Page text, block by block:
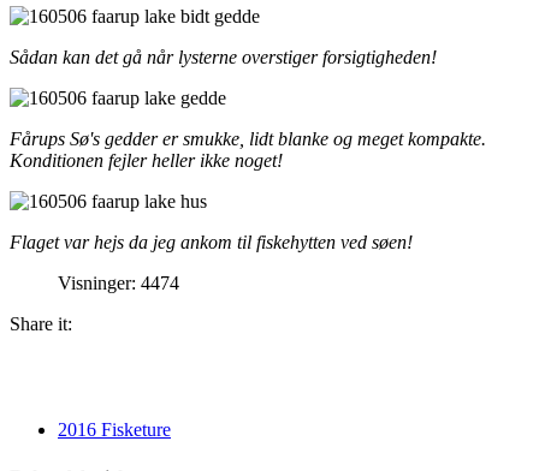
Sådan kan det gå når lysterne overstiger forsigtigheden!
Fårups Sø's gedder er smukke, lidt blanke og meget kompakte.
Konditionen fejler heller ikke noget!
Flaget var hejs da jeg ankom til fiskehytten ved søen!
Visninger: 4474
Share it:
2016 Fisketure